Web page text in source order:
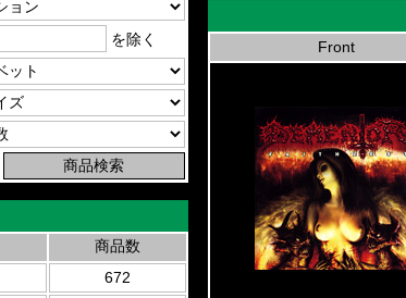
を除く
商品数
672
Front